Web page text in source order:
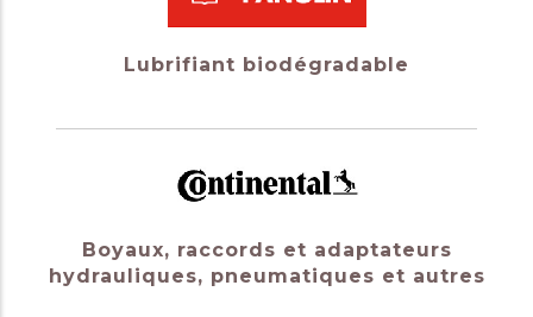
Lubrifiant biodégradable
Boyaux, raccords et adaptateurs
hydrauliques, pneumatiques et autres